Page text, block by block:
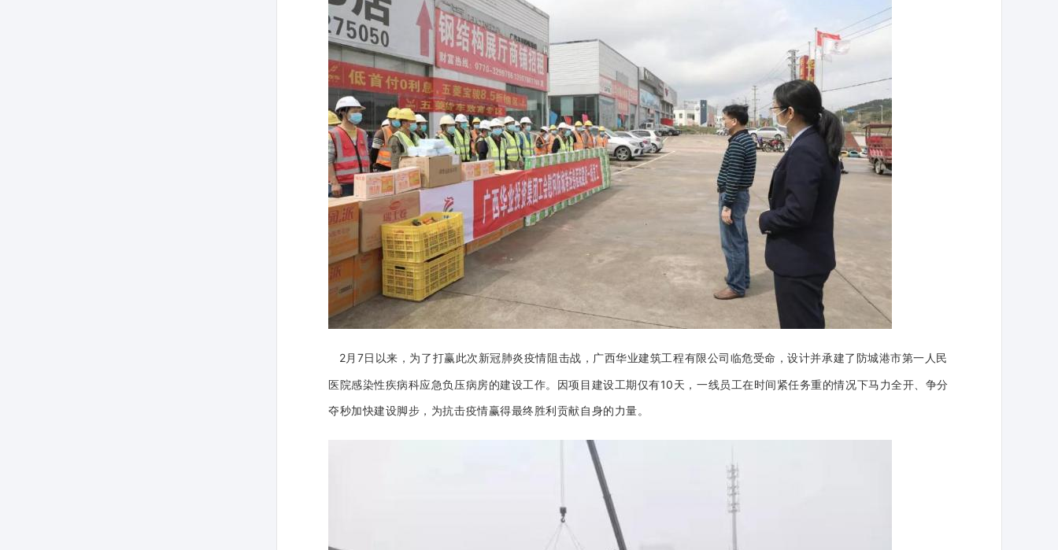
2月 7 日以来，为了打赢此次新冠肺炎疫情阻击战，广西华业建筑工程有限公司临危受命，设计并承建了防城港市第一人民
医院感染性疾病科应急负压病房的建设工作。因项目建设工期仅有10 天，一线员工在时间紧任务重的情况下马力全开、争分
夺秒加快建设脚步，为抗击疫情赢得最终胜利贡献自身的力量。